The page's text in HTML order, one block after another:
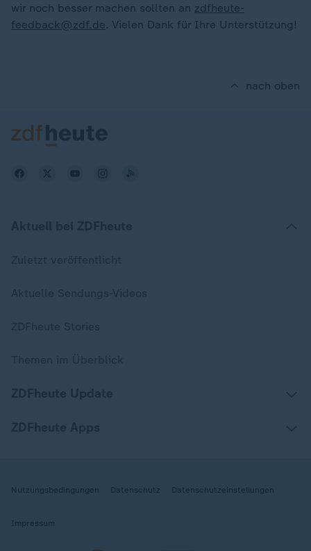
wir noch besser machen sollten an zdfheute-
feedback@zdf.de. Vielen Dank für Ihre Unterstützung!
nach oben
Nutzungsbedingungen Datenschutz Datenschutzeinstellungen
Impressum